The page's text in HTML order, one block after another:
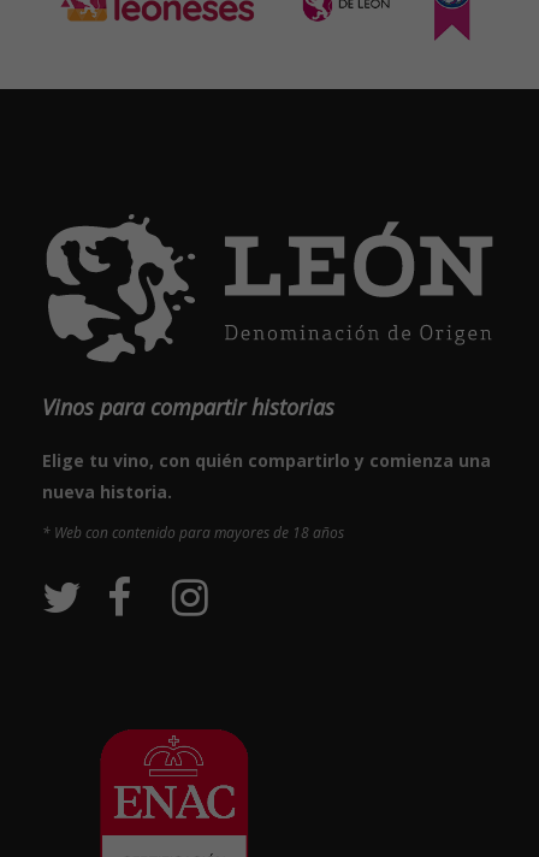
Vinos para compartir historias
Elige tu vino, con quién compartirlo y comienza una
nueva historia.
* Web con contenido para mayores de 18 años